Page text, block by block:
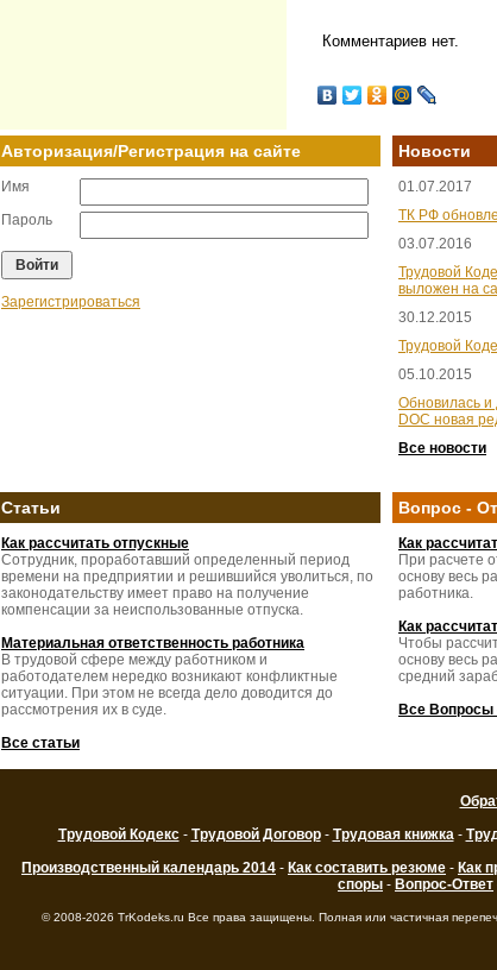
Комментариев нет.
Авторизация/Регистрация на сайте
Имя
Пароль
Зарегистрироваться
Новости
01.07.2017
ТК РФ
03.07.2016
Трудовой
выложен на
30.12.2015
Трудовой
05.10.2015
Обновилась и
DOC новая
Все новости
Статьи
Как рассчитать отпускные
Сотрудник, проработавший определенный период
времени на предприятии и решившийся уволиться, по
законодательству имеет право на получение
компенсации за неиспользованные отпуска.
Материальная ответственность работника
В трудовой сфере между работником и
работодателем нередко возникают конфликтные
ситуации. При этом не всегда дело доводится до
рассмотрения их в суде.
Все статьи
Вопрос -
Как
При расчете
основу весь
работника.
Как
Чтобы
основу весь
средний
Все Вопросы
Трудовой Кодекс- Трудовой Договор- Трудовая книжка-
Производственный календарь 2014 - Как составить резюме - Как
споры - Вопрос-Ответ
© 2008-2026 TrKodeks.ru Все права защищены. Полная или частичная